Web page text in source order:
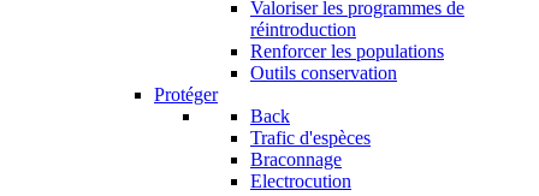
Valoriser les programmes de
réintroduction
Renforcer les populations
Outils conservation
Protéger
Back
Trafic d'espèces
Braconnage
Electrocution